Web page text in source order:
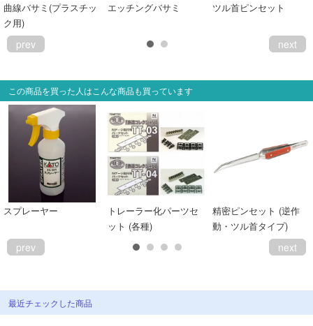
レビューについて
曲線バサミ(プラスチッ
ク用)
エッチングバサミ ツル首ピンセット
prev next
この商品を買った人はこんな商品も買っています
スプレーヤー
トレーラー化パーツセ
ット (各種)
精密ピンセット (逆作
動・ツル首タイプ)
prev next
最近チェックした商品